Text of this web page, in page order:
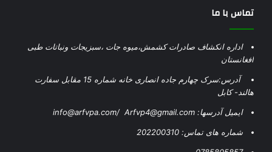
تماس با ما
اداره انکشاف صادرات کشمش،میوه جات ،سبزیجات ونباتات طبی
افغانستان
آدرس:سرک چهارم جاده انصاری خانه شماره 15 مقابل سفارت
هالند- کابل
ایمیل آدرسها: info@arfvpa.com/ Arfvp4@gmail.com
شماره های تماس: 202200310